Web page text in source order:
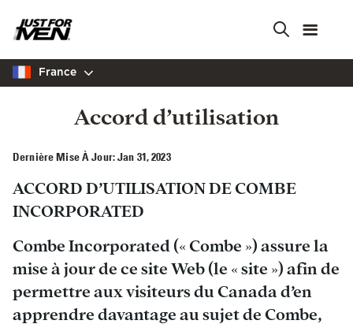
main
content
France
Accord d’utilisation
Dernière Mise À Jour: Jan 31, 2023
ACCORD D’UTILISATION DE COMBE
INCORPORATED
Combe Incorporated (« Combe ») assure la
mise à jour de ce site Web (le « site ») afin de
permettre aux visiteurs du Canada d’en
apprendre davantage au sujet de Combe,